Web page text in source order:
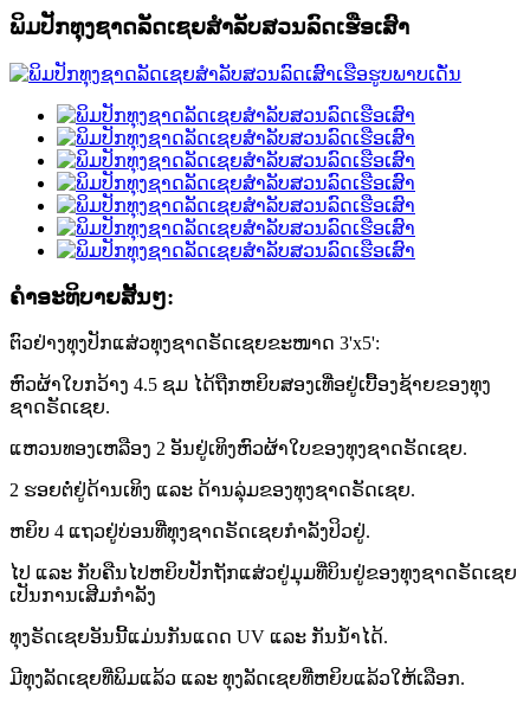
ພິມປັກທຸງຊາດລັດເຊຍສຳລັບສວນລົດເຮືອເສົາ
ຄໍາອະທິບາຍສັ້ນໆ:
ຕົວຢ່າງທຸງປັກແສ່ວທຸງຊາດຣັດເຊຍຂະໜາດ 3'x5':
ຫົວຜ້າໃບກວ້າງ 4.5 ຊມ ໄດ້ຖືກຫຍິບສອງເທື່ອຢູ່ເບື້ອງຊ້າຍຂອງທຸງ
ຊາດຣັດເຊຍ.
ແຫວນທອງເຫລືອງ 2 ອັນຢູ່ເທິງຫົວຜ້າໃບຂອງທຸງຊາດຣັດເຊຍ.
2 ຮອຍຕໍ່ຢູ່ດ້ານເທິງ ແລະ ດ້ານລຸ່ມຂອງທຸງຊາດຣັດເຊຍ.
ຫຍິບ 4 ແຖວຢູ່ບ່ອນທີ່ທຸງຊາດຣັດເຊຍກຳລັງປິວຢູ່.
ໄປ ແລະ ກັບຄືນໄປຫຍິບປັກຖັກແສ່ວຢູ່ມຸມທີ່ບິນຢູ່ຂອງທຸງຊາດຣັດເຊຍ
ເປັນການເສີມກຳລັງ
ທຸງຣັດເຊຍອັນນີ້ແມ່ນກັນແດດ UV ແລະ ກັນນ້ຳໄດ້.
ມີທຸງລັດເຊຍທີ່ພິມແລ້ວ ແລະ ທຸງລັດເຊຍທີ່ຫຍິບແລ້ວໃຫ້ເລືອກ.